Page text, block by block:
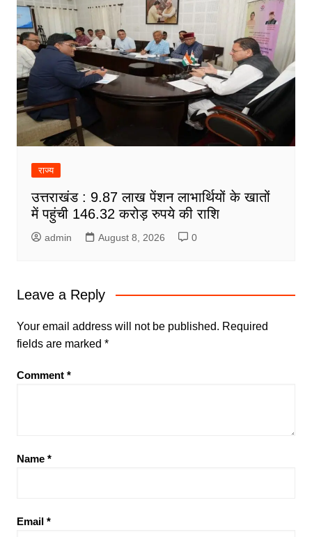
राज्य
उत्तराखंड : 9.87 लाख पेंशन लाभार्थियों के खातों
में पहुंची 146.32 करोड़ रुपये की राशि
admin August 8, 2026 0
Leave a Reply
Your email address will not be published. Required
fields are marked *
Comment *
Name *
Email *